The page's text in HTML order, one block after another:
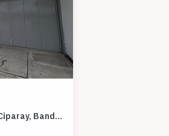
Sewa Rumah Favorit di Babakan Ciparay, Bandung, Harga Terjangkau